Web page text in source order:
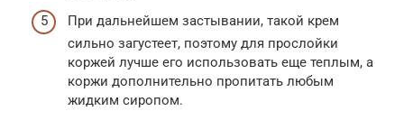
При дальнейшем застывании, такой крем
сильно загустеет, поэтому для прослойки
коржей лучше его использовать еще теплым, а
коржи дополнительно пропитать любым
жидким сиропом.